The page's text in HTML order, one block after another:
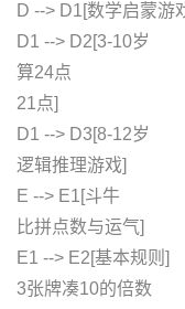
D --> D1[数学启蒙游
D1 --> D2[3-10岁
算24点
21点]
D1 --> D3[8-12岁
逻辑推理游戏]
E --> E1[斗牛
比拼点数与运气]
E1 --> E2[基本规则]
3张牌凑10的倍数